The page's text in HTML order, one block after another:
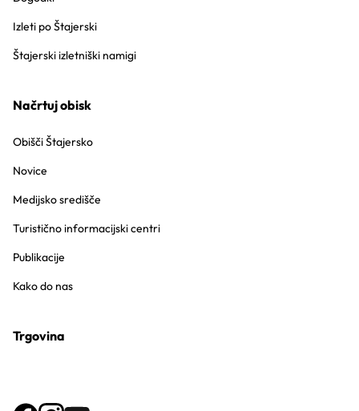
Izleti po Štajerski
Štajerski izletniški namigi
Načrtuj obisk
Obišči Štajersko
Novice
Medijsko središče
Turistično informacijski centri
Publikacije
Kako do nas
Trgovina